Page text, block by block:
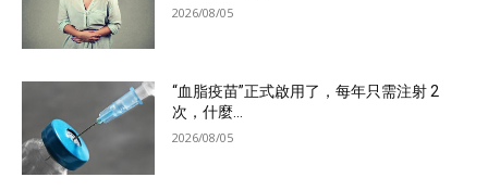
2026/08/05
“血脂疫苗”正式啟用了，每年只需注射 2
次，什麼...
2026/08/05